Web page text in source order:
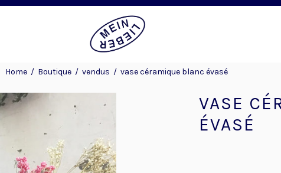
Home/ Boutique/ vendus / vase céramique blanc évasé
VASE
ÉVASÉ